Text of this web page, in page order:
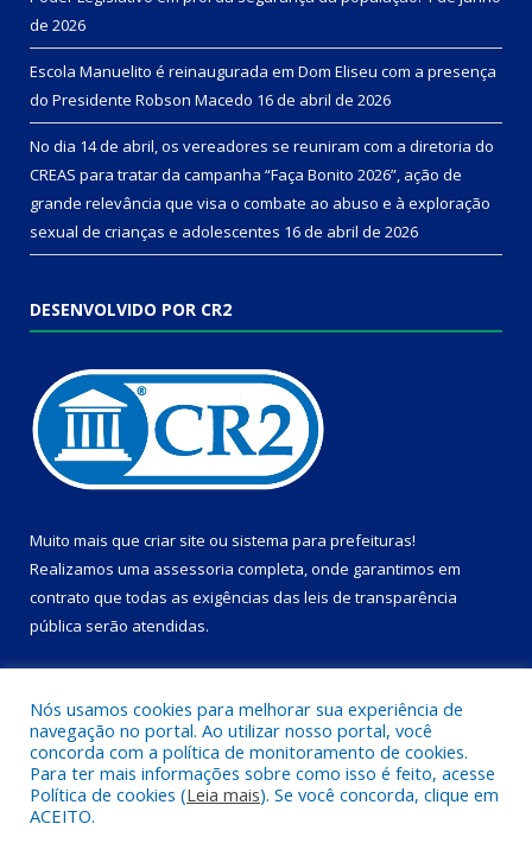
de 2026
Escola Manuelito é reinaugurada em Dom Eliseu com a presença
do Presidente Robson Macedo 16 de abril de 2026
No dia 14 de abril, os vereadores se reuniram com a diretoria do
CREAS para tratar da campanha “Faça Bonito 2026”, ação de
grande relevância que visa o combate ao abuso e à exploração
sexual de crianças e adolescentes 16 de abril de 2026
DESENVOLVIDO POR CR2
Muito mais que criar site ou sistema para prefeituras!
Realizamos uma assessoria completa, onde garantimos em
contrato que todas as exigências das leis de transparência
pública serão atendidas.
Todos os direitos reservados a Câmara Municipal de Dom Eliseu.
Nós usamos cookies para melhorar sua experiência de
navegação no portal. Ao utilizar nosso portal, você
concorda com a política de monitoramento de cookies.
Para ter mais informações sobre como isso é feito, acesse
Política de cookies (Leia mais). Se você concorda, clique em
ACEITO.